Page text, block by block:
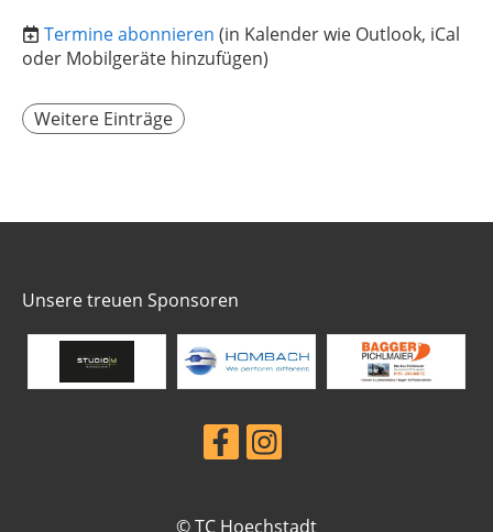
Termine abonnieren (in Kalender wie Outlook, iCal
oder Mobilgeräte hinzufügen)
Weitere Einträge
Unsere treuen Sponsoren
© TC Hoechstadt